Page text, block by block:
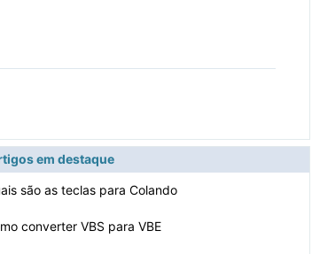
em destaque
são as teclas para Colando
converter VBS para VBE